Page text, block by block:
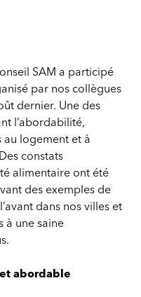
SAM a participé
par nos collègues
dernier. Une des
l’abordabilité,
au logement et à
constats
alimentaire ont été
des exemples de
dans nos villes et
à une saine
abordable